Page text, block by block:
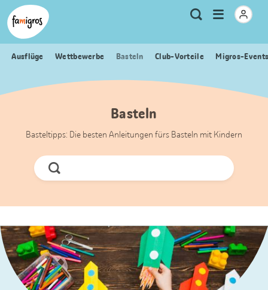
Sprungmarken
Navigation
Header
Logo
Meta
Navigation
Suche
Menu
öffnen
Ausflüge Wettbewerbe Basteln Club-Vorteile Migros-
Basteln
Basteltipps: Die besten Anleitungen fürs Basteln mit Kindern
Jetzt
Suchen